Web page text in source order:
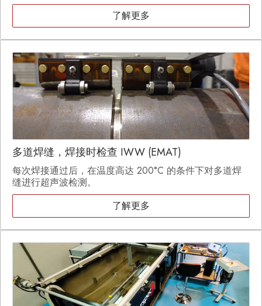
了解更多
多道焊缝，焊接时检查 IWW (EMAT)
每次焊接通过后，在温度高达 200°C 的条件下对多道焊
缝进行超声波检测。
了解更多